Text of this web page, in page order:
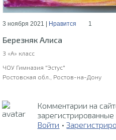
3 ноября 2021 | Нравится 1
Березняк Алиса
3 «А» класс
ЧОУ Гимназия "Эстус"
Ростовская обл., Ростов-на-Дону
Комментарии на
зарегистрированные
Войти •